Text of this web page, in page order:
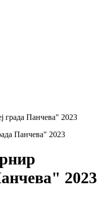
града Панчева" 2023
2023